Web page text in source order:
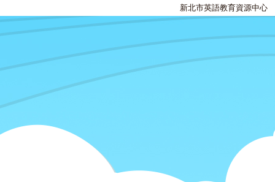
新北市英語教育資源中心